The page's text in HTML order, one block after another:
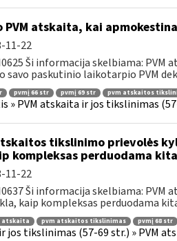
atskaita, kai
11-22
Ši informacija skelbiama:
savo paskutinio laikotarpio PVM
pvmį 66 str pvmį 69 str pvm atskaitos
» PVM atskaita ir jos tikslinimas
tikslinimo prievolės
kompleksas perduodama
11-22
Ši informacija skelbiama:
kaip kompleksas perduodama
atskaita pvm atskaitos tikslinimas pvmį 68 str
jos tikslinimas (57-69 str.) » PVM